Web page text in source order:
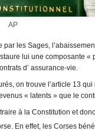
AP
les Sages,
lui une composante
d’ assurance-vie.
on trouve l’article 13
« latents » que le
à la Constitution et
En effet, les Corses